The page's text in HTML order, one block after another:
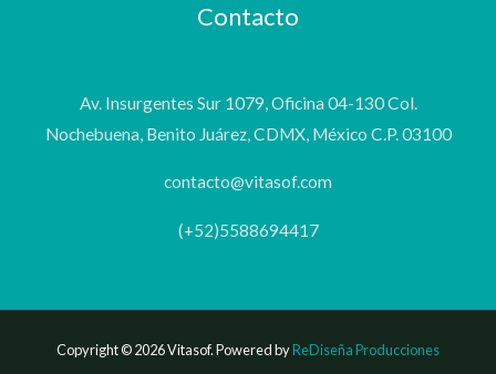
Contacto
Av. Insurgentes Sur 1079, Oficina 04-130 Col.
Nochebuena, Benito Juárez, CDMX, México C.P. 03100
contacto@vitasof.com
(+52)5588694417
Copyright © 2026 Vitasof. Powered byReDiseña Producciones